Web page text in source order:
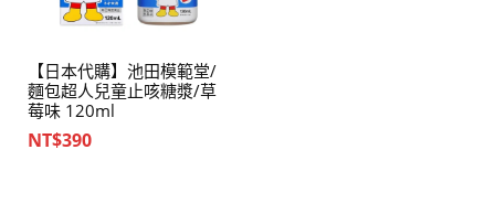
【日本代購】池田模範堂/
麵包超人兒童止咳糖漿/草
莓味 120ml
NT$390